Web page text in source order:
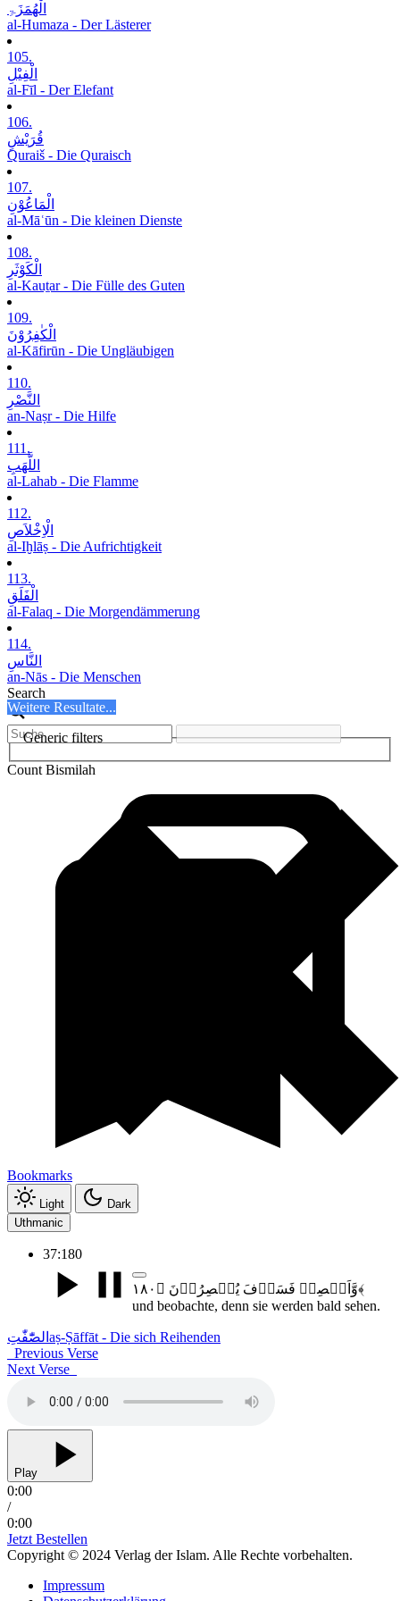
الْھُمَزَۃِ
al-Humaza - Der Lästerer
105.
الْفِیْلِ
al-Fīl - Der Elefant
106.
قُرَیْشٍ
Quraiš - Die Quraisch
107.
الْمَاعُوْنِ
al-Māʿūn - Die kleinen Dienste
108.
الْکَوْثَرِ
al-Kauṯar - Die Fülle des Guten
109.
الْکٰفِرُوْنَ
al-Kāfirūn - Die Ungläubigen
110.
النَّصْرِ
an-Naṣr - Die Hilfe
111.
اللَّھَبِ
al-Lahab - Die Flamme
112.
الْاِخْلاَصِ
al-Iḫlāṣ - Die Aufrichtigkeit
113.
الْفَلَقِ
al-Falaq - Die Morgendämmerung
114.
النَّاسِ
an-Nās - Die Menschen
Search
Weitere Resultate...
Generic filters
Count Bismilah
Bookmarks
Light
Dark
Uthmanic
37:180
وَّاَبۡصِرۡ فَسَوۡفَ یُبۡصِرُوۡنَ ﴿۱۸۰﴾
und beobachte, denn sie werden bald sehen.
الصّٰٓفّٰتِ aṣ-Ṣāffāt - Die sich Reihenden
Previous Verse
Next Verse
Play
0:00
/
0:00
Jetzt Bestellen
Copyright © 2024 Verlag der Islam. Alle Rechte vorbehalten.
Impressum